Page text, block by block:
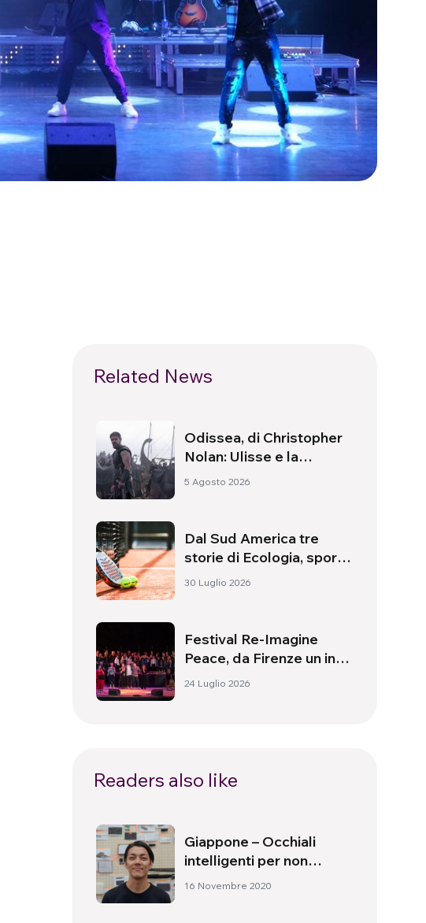
Related News
Odissea, di Christopher
Nolan: Ulisse e la
necessità di un’alba
5 Agosto 2026
Dal Sud America tre
storie di Ecologia, sport
e salute
30 Luglio 2026
Festival Re-Imagine
Peace, da Firenze un inno
alla pace
24 Luglio 2026
Readers also like
Giappone – Occhiali
intelligenti per non
escludere nessuno
16 Novembre 2020